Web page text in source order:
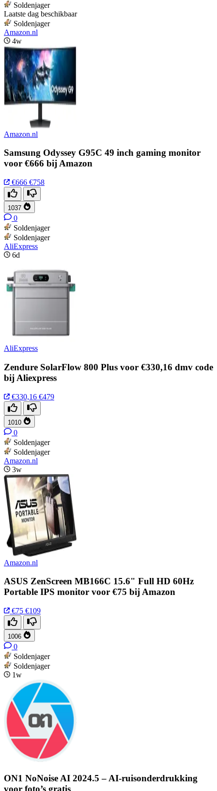
Soldenjager
Laatste dag beschikbaar
Soldenjager
Amazon.nl
4w
Amazon.nl
Samsung Odyssey G95C 49 inch gaming monitor
voor €666 bij Amazon
€666 €758
1037
0
Soldenjager
Soldenjager
AliExpress
6d
AliExpress
Zendure SolarFlow 800 Plus voor €330,16 dmv code
bij Aliexpress
€330,16 €479
1010
0
Soldenjager
Soldenjager
Amazon.nl
3w
Amazon.nl
ASUS ZenScreen MB166C 15.6" Full HD 60Hz
Portable IPS monitor voor €75 bij Amazon
€75 €109
1006
0
Soldenjager
Soldenjager
1w
ON1 NoNoise AI 2024.5 – AI-ruisonderdrukking
voor foto’s gratis